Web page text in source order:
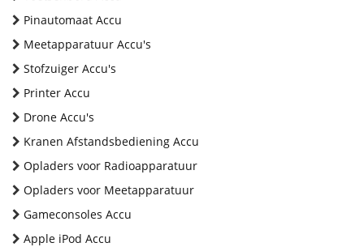
Pinautomaat Accu
Meetapparatuur Accu's
Stofzuiger Accu's
Printer Accu
Drone Accu's
Kranen Afstandsbediening Accu
Opladers voor Radioapparatuur
Opladers voor Meetapparatuur
Gameconsoles Accu
Apple iPod Accu